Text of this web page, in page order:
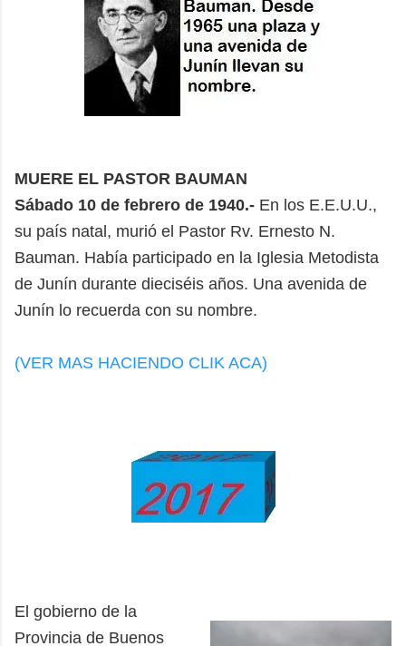
MUERE EL PASTOR BAUMAN
Sábado 10 de febrero de 1940.- En los E.E.U.U.,
su país natal, murió el Pastor Rv. Ernesto N.
Bauman. Había participado en la Iglesia Metodista
de Junín durante dieciséis años. Una avenida de
Junín lo recuerda con su nombre.
(VER MAS HACIENDO CLIK ACA)
El gobierno de la
Provincia de Buenos